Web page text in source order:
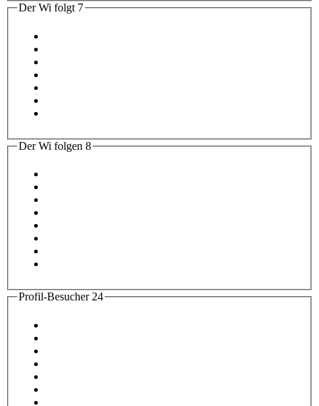
Der Wi folgt 7
Der Wi folgen 8
Profil-Besucher 24